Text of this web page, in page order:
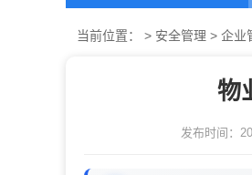
当前位置： > 安全管理 > 企业
物
发布时间：